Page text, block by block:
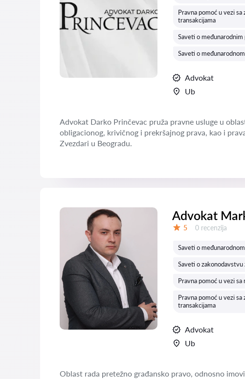
Pravna pomoć u vezi
transakcijama
Saveti o
Saveti o
Advokat
Ub
Advokat Darko Prinčevac pruža pravne usluge u
obligacionog, krivičnog i prekršajnog prava, kao i
Zvezdari u Beogradu.
Advokat
5 Recenzija:
0 recenzija
Saveti o
Saveti o
Pravna pomoć u vezi
Pravna pomoć u vezi
transakcijama
Advokat
Ub
Oblast rada pretežno građansko pravo, odnosno